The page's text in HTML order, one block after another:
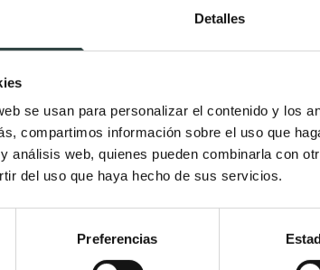
Detalles
se usan para personalizar el contenido y los
compartimos información sobre el uso que
análisis web, quienes pueden combinarla con
del uso que haya hecho de sus servicios.
Preferencias